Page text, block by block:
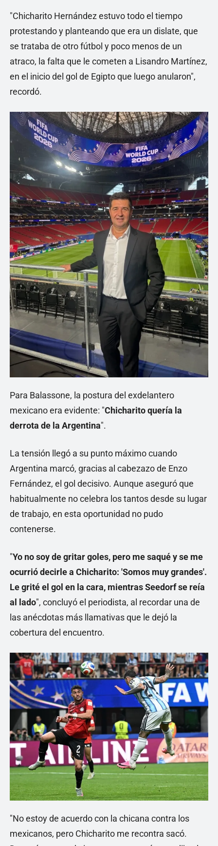
"Chicharito Hernández estuvo todo el tiempo
protestando y planteando que era un dislate, que
se trataba de otro fútbol y poco menos de un
atraco, la falta que le cometen a Lisandro Martínez,
en el inicio del gol de Egipto que luego anularon",
recordó.
Para Balassone, la postura del exdelantero
mexicano era evidente: "Chicharito quería la
derrota de la Argentina".
La tensión llegó a su punto máximo cuando
Argentina marcó, gracias al cabezazo de Enzo
Fernández, el gol decisivo. Aunque aseguró que
habitualmente no celebra los tantos desde su lugar
de trabajo, en esta oportunidad no pudo
contenerse.
"Yo no soy de gritar goles, pero me saqué y se me
ocurrió decirle a Chicharito: 'Somos muy grandes'.
Le grité el gol en la cara, mientras Seedorf se reía
al lado", concluyó el periodista, al recordar una de
las anécdotas más llamativas que le dejó la
cobertura del encuentro.
"No estoy de acuerdo con la chicana contra los
mexicanos, pero Chicharito me recontra sacó.